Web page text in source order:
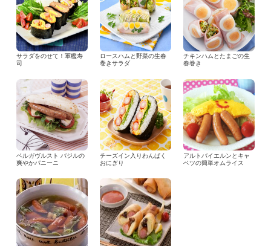
サラダをのせて！軍艦寿
司
ロースハムと野菜の生春
巻きサラダ
チキンハムとたまごの生
春巻き
ベルガヴルスト バジルの
爽やかパニーニ
チーズイン入りわんぱく
おにぎり
アルトバイエルンとキャ
ベツの簡単オムライス